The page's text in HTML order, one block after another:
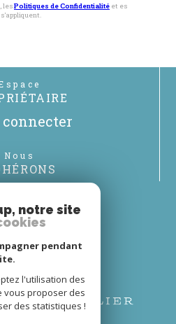
lesPolitiques de Confidentialité et es
s'appliquent.
Espace
connecter
Nous
notre site
pendant
l'utilisation des
vous proposer des
des statistiques !